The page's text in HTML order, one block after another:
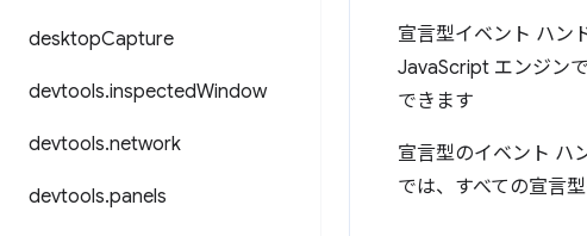
desktopCapture
devtools.inspectedWindow
devtools.network
devtools.panels
宣言型イベント ハン
JavaScript エンジン
できます
宣言型のイベント ハ
では、すべての宣言